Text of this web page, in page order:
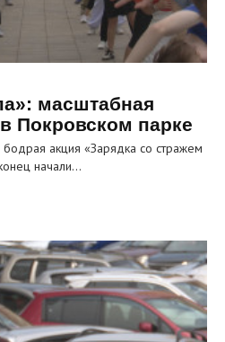
масштабная
Покровском парке
акция «Зарядка со стражем
начали…